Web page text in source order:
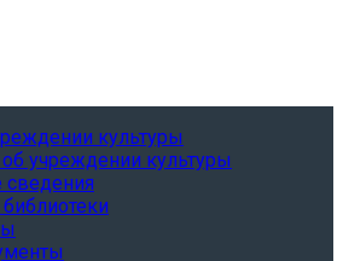
культуры
учреждении культуры